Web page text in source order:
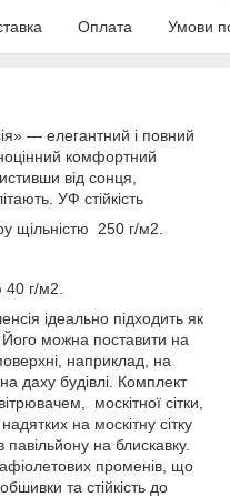
Оплата Умови
— елегантний і повний
комфортний
від сонця,
УФ стійкість
щільністю 250 г/м2.
40 г/м2.
ідеально підходить як
можна поставити на
наприклад, на
даху будівлі. Комплект
москітної сітки,
на москітну сітку
на блискавку.
променів, що
та стійкість до